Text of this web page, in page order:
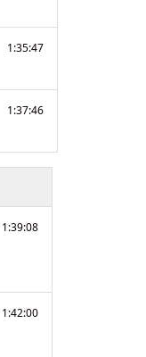
1:35:47
1:37:46
1:39:08
1:42:00